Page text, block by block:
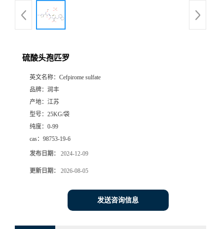
硫酸头孢匹罗
英文名称： Cefpirome sulfate
品牌： 润丰
产地： 江苏
型号： 25KG/袋
纯度： 0-99
cas： 98753-19-6
发布日期： 2024-12-09
更新日期： 2026-08-05
发送咨询信息